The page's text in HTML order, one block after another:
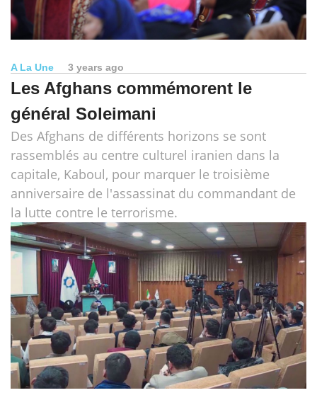
A La Une 3 years ago
Les Afghans commémorent le
général Soleimani
Des Afghans de différents horizons se sont
rassemblés au centre culturel iranien dans la
capitale, Kaboul, pour marquer le troisième
anniversaire de l'assassinat du commandant de
la lutte contre le terrorisme.